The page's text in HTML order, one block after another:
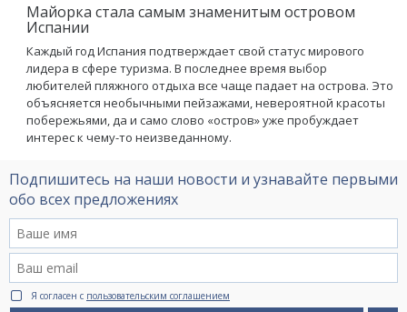
Майорка стала самым знаменитым островом
Испании
Каждый год Испания подтверждает свой статус мирового
лидера в сфере туризма. В последнее время выбор
любителей пляжного отдыха все чаще падает на острова. Это
объясняется необычными пейзажами, невероятной красоты
побережьями, да и само слово «остров» уже пробуждает
интерес к чему-то неизведанному.
Подпишитесь на наши новости и узнавайте первыми
обо всех предложениях
Я согласен с пользовательским соглашением